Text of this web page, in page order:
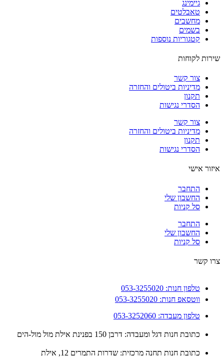
גיימינג
טאבלטים
מחשבים
בשמים
קטגוריות נוספות
לקוחות
צור קשר
מדיניות ביטולים והחזרה
תקנון
הסדרי נגישות
צור קשר
מדיניות ביטולים והחזרה
תקנון
הסדרי נגישות
אישי
התחבר
החשבון שלי
סל קניות
התחבר
החשבון שלי
סל קניות
קשר
טלפון חנות: 053-3255020
ווטסאפ חנות: 053-3255020
טלפון מעבדה: 053-3252060
כתובת חנות דגל ומעבדה: דרבן 150 בפנינת אילת מול מול-הים
כתובת חנות תחנה מרכזית: שדרות התמרים 12, אילת